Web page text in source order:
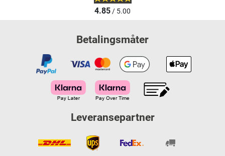
4.85/ 5.00
Betalingsmåter
Leveransepartner